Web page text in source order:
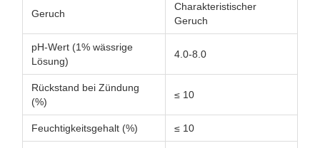
Geruch
Charakteristischer
Geruch
pH-Wert (1% wässrige
Lösung)
4.0-8.0
Rückstand bei Zündung
(%)
≤ 10
Feuchtigkeitsgehalt (%) ≤ 10